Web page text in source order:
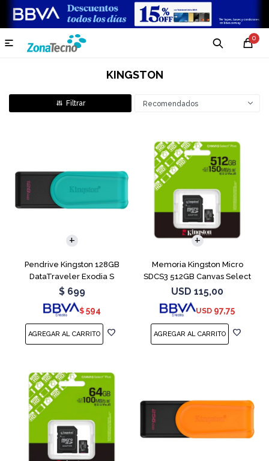
0

KINGSTON
Recomendados
Pendrive Kingston 128GB
DataTraveler Exodia S
Turquesa
$ 699
$ 594
Memoria Kingston Micro
SDCS3 512GB Canvas Select
Plus
USD 115,00
USD 97,75